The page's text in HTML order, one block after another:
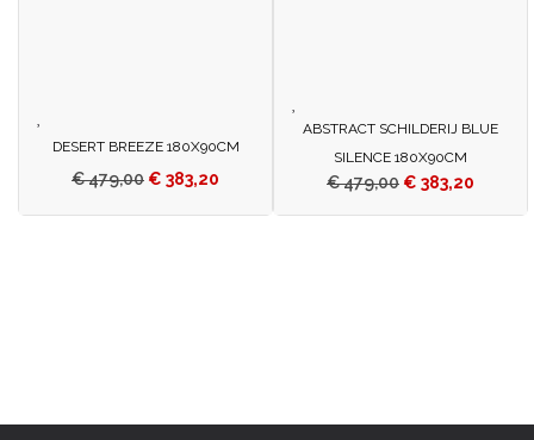
DESERT BREEZE 180X90CM
€479,00 € 383,20
ABSTRACT SCHILDERIJ BLUE
SILENCE 180X90CM
€479,00 € 383,20